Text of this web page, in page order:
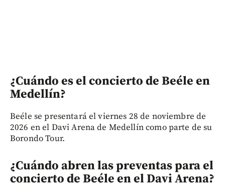
¿Cuándo es el concierto de Beéle en
Medellín?
Beéle se presentará el viernes 28 de noviembre de
2026 en el Davi Arena de Medellín como parte de su
Borondo Tour.
¿Cuándo abren las preventas para el
concierto de Beéle en el Davi Arena?